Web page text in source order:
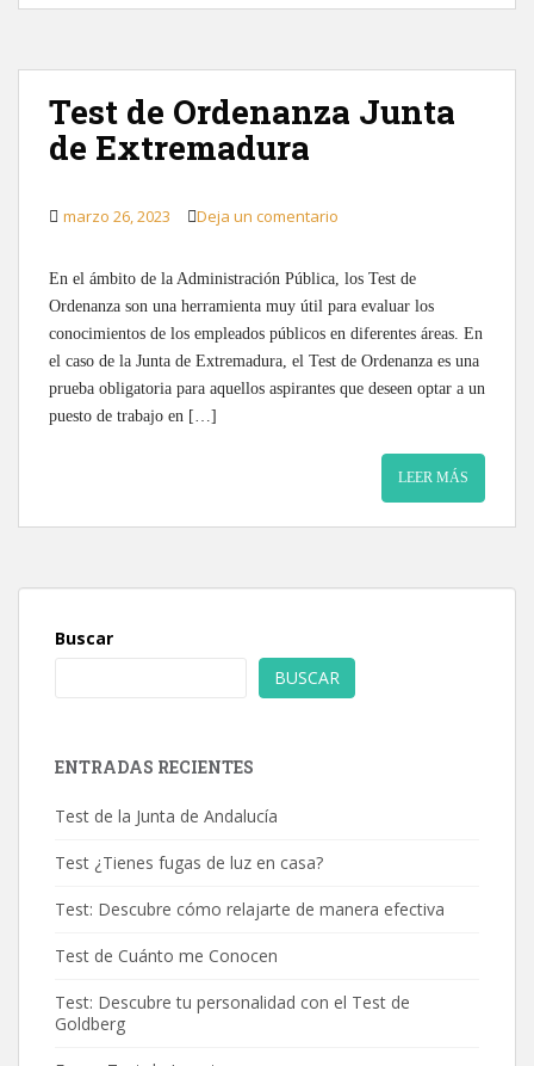
Test de Ordenanza Junta
de Extremadura
marzo 26, 2023 Deja un comentario
En el ámbito de la Administración Pública, los Test de
Ordenanza son una herramienta muy útil para evaluar los
conocimientos de los empleados públicos en diferentes áreas. En
el caso de la Junta de Extremadura, el Test de Ordenanza es una
prueba obligatoria para aquellos aspirantes que deseen optar a un
puesto de trabajo en […]
LEER MÁS
Buscar
BUSCAR
ENTRADAS RECIENTES
Test de la Junta de Andalucía
Test ¿Tienes fugas de luz en casa?
Test: Descubre cómo relajarte de manera efectiva
Test de Cuánto me Conocen
Test: Descubre tu personalidad con el Test de
Goldberg